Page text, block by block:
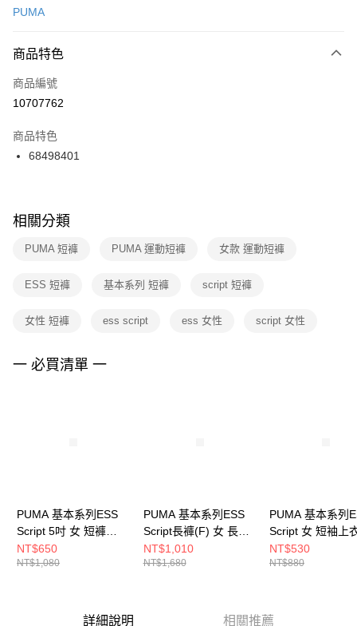
便利好安心！
３．安心：先確認商品／服務後，再付款。
【「AFTEE先享後付」結帳流程】
１．於結帳方式選擇「AFTEE先享後付」後，將跳轉至「AFTEE先享後付」
２．訂單成立數日內，您將收到繳費通知簡訊。
３．收到繳費通知簡訊後14天內，點擊此簡訊中的連結，可透過四大超商／
ATM／網路銀行／等多元方式進行付款，方視為交易完成。
※ 交易是否成功請以「AFTEE先享後付 」之結帳頁面顯示為準，若有關於
是否繳費成功／繳費後需取消欲退款等相關疑問，請聯繫「AFTEE先享後付
客戶支援中心」
https://netprotections.freshdesk.com/support/home
１．透過由恩沛科技股份有限公司提供之「AFTEE先享後付」服務完成之交
權轉讓予恩沛科技股份有限公司。
３．未成年的使用者請事先徵得法定代理人或監護人之同意方可使用
「AFTEE先享後付」，若未經同意申辦者引起之損失，本公司不負相關責
運送方式
每筆NT$100，滿NT$1,500(含以上)免運費
宅配
每筆NT$100，滿NT$1,500(含以上)免運費
PUMA
商品特色
商品編號
10707762
商品特色
68498401
相關分類
PUMA 短褲 PUMA 運動短褲 女款 運動短褲
ESS 短褲 基本系列 短褲 script 短褲
女性 短褲 ess script ess 女性 script 女性
一 必買清單 一
PUMA 基本系列ESS
Script 5吋 女 短褲
68498487
NT$650
NT$1,080
PUMA 基本系列ESS
Script長褲(F) 女 長褲
68498501
NT$1,010
NT$1,680
PUMA 基本系列
Script 女 短袖上
68498201
NT$530
NT$880
詳細說明 相關推薦